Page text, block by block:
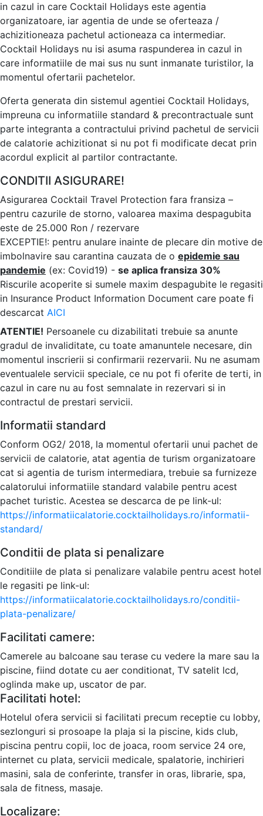
in cazul in care Cocktail Holidays este agentia
organizatoare, iar agentia de unde se oferteaza /
achizitioneaza pachetul actioneaza ca intermediar.
Cocktail Holidays nu isi asuma raspunderea in cazul in
care informatiile de mai sus nu sunt inmanate turistilor, la
momentul ofertarii pachetelor.
Oferta generata din sistemul agentiei Cocktail Holidays,
impreuna cu informatiile standard & precontractuale sunt
parte integranta a contractului privind pachetul de servicii
de calatorie achizitionat si nu pot fi modificate decat prin
acordul explicit al partilor contractante.
CONDITII ASIGURARE!
Asigurarea Cocktail Travel Protection fara fransiza –
pentru cazurile de storno, valoarea maxima despagubita
este de 25.000 Ron / rezervare
EXCEPTIE!: pentru anulare inainte de plecare din motive de
imbolnavire sau carantina cauzata de o epidemie sau
pandemie (ex: Covid19) - se aplica fransiza 30%
Riscurile acoperite si sumele maxim despagubite le regasiti
in Insurance Product Information Document care poate fi
descarcat AICI
ATENTIE! Persoanele cu dizabilitati trebuie sa anunte
gradul de invaliditate, cu toate amanuntele necesare, din
momentul inscrierii si confirmarii rezervarii. Nu ne asumam
eventualele servicii speciale, ce nu pot fi oferite de terti, in
cazul in care nu au fost semnalate in rezervari si in
contractul de prestari servicii.
Informatii standard
Conform OG2/ 2018, la momentul ofertarii unui pachet de
servicii de calatorie, atat agentia de turism organizatoare
cat si agentia de turism intermediara, trebuie sa furnizeze
calatorului informatiile standard valabile pentru acest
pachet turistic. Acestea se descarca de pe link-ul:
https://informatiicalatorie.cocktailholidays.ro/informatii-
standard/
Conditii de plata si penalizare
Conditiile de plata si penalizare valabile pentru acest hotel
le regasiti pe link-ul:
https://informatiicalatorie.cocktailholidays.ro/conditii-
plata-penalizare/
Facilitati camere:
Camerele au balcoane sau terase cu vedere la mare sau la
piscine, fiind dotate cu aer conditionat, TV satelit lcd,
oglinda make up, uscator de par.
Facilitati hotel:
Hotelul ofera servicii si facilitati precum receptie cu lobby,
sezlonguri si prosoape la plaja si la piscine, kids club,
piscina pentru copii, loc de joaca, room service 24 ore,
internet cu plata, servicii medicale, spalatorie, inchirieri
masini, sala de conferinte, transfer in oras, librarie, spa,
sala de fitness, masaje.
Localizare: